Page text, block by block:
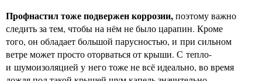
Профнастил тоже подвержен коррозии,поэтому важно
следить за тем, чтобы на нём не было царапин. Кроме
того, он обладает большой парусностью, и при сильном
ветре может просто оторваться от крыши. С тепло-
и шумоизоляцией у него тоже не всё идеально, во время